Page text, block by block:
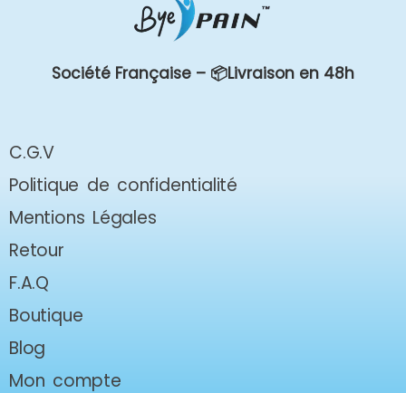
Société Française – 📦Livraison en 48h
C.G.V
Politique de confidentialité
Mentions Légales
Retour
F.A.Q
Boutique
Blog
Mon compte